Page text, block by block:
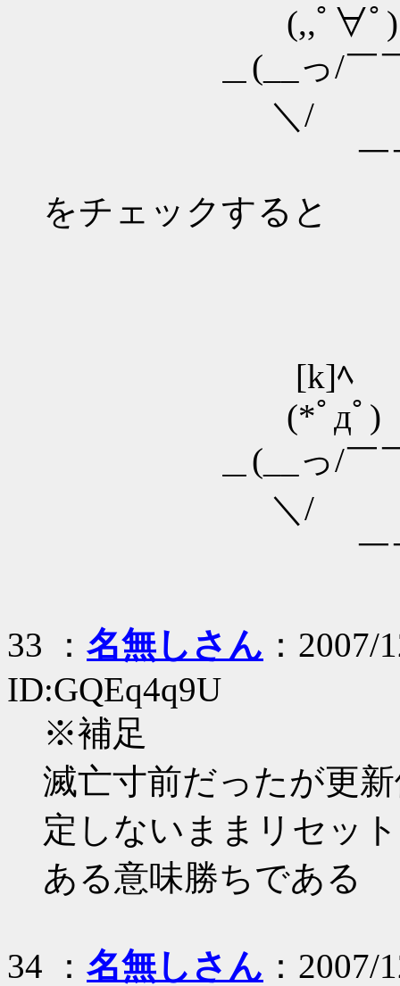
(,,ﾟ∀
＿(__っ/￣￣
＼/
￣
をチェックすると
[k]ﾍ
(*ﾟд
＿(__っ/￣￣
＼/
￣￣
33 ： 名無しさん ：2007/
ID:GQEq4q9U
※補足
滅亡寸前だったが更
定しないままリセッ
ある意味勝ちである
34 ： 名無しさん ：